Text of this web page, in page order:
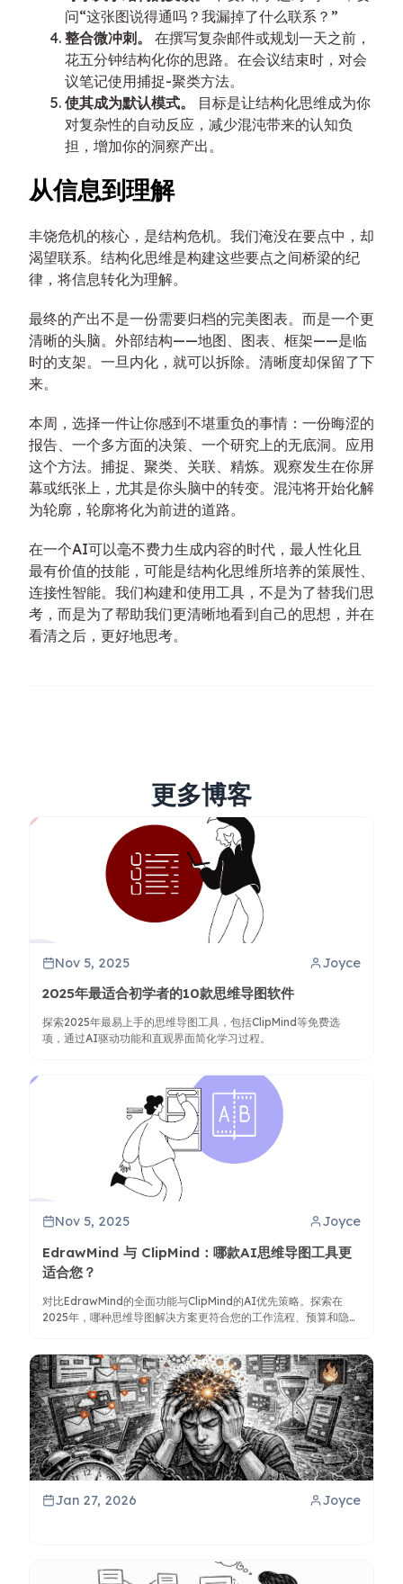
问“这张图说得通吗？我漏掉了什么联系？”
整合微冲刺。
在撰写复杂邮件或规划一天之前，
花五分钟结构化你的思路。在会议结束时，对会
议笔记使用捕捉-聚类方法。
使其成为默认模式。
目标是让结构化思维成为你
对复杂性的自动反应，减少混沌带来的认知负
担，增加你的洞察产出。
从信息到理解
丰饶危机的核心，是结构危机。我们淹没在要点中，却
渴望联系。结构化思维是构建这些要点之间桥梁的纪
律，将信息转化为理解。
最终的产出不是一份需要归档的完美图表。而是一个更
清晰的头脑。外部结构——地图、图表、框架——是临
时的支架。一旦内化，就可以拆除。清晰度却保留了下
来。
本周，选择一件让你感到不堪重负的事情：一份晦涩的
报告、一个多方面的决策、一个研究上的无底洞。应用
这个方法。捕捉、聚类、关联、精炼。观察发生在你屏
幕或纸张上，尤其是你头脑中的转变。混沌将开始化解
为轮廓，轮廓将化为前进的道路。
在一个AI可以毫不费力生成内容的时代，最人性化且
最有价值的技能，可能是结构化思维所培养的策展性、
连接性智能。我们构建和使用工具，不是为了替我们思
考，而是为了帮助我们更清晰地看到自己的思想，并在
看清之后，更好地思考。
更多博客
Nov 5, 2025 Joyce
2025年最适合初学者的10款思维导图软件
探索2025年最易上手的思维导图工具，包括ClipMind等免费选
项，通过AI驱动功能和直观界面简化学习过程。
Nov 5, 2025 Joyce
EdrawMind 与 ClipMind：哪款AI思维导图工具更
适合您？
对比EdrawMind的全面功能与ClipMind的AI优先策略。探索在
2025年，哪种思维导图解决方案更符合您的工作流程、预算和隐私
Jan 27, 2026 Joyce